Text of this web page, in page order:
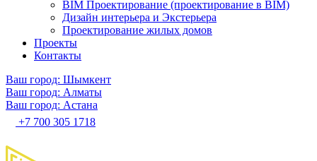
BIM Проектирование (проектирование в BIM)
Дизайн интерьера и Экстерьера
Проектирование жилых домов
Проекты
Контакты
Ваш город: Шымкент
Ваш город: Алматы
Ваш город: Астана
+7 700 305 1718